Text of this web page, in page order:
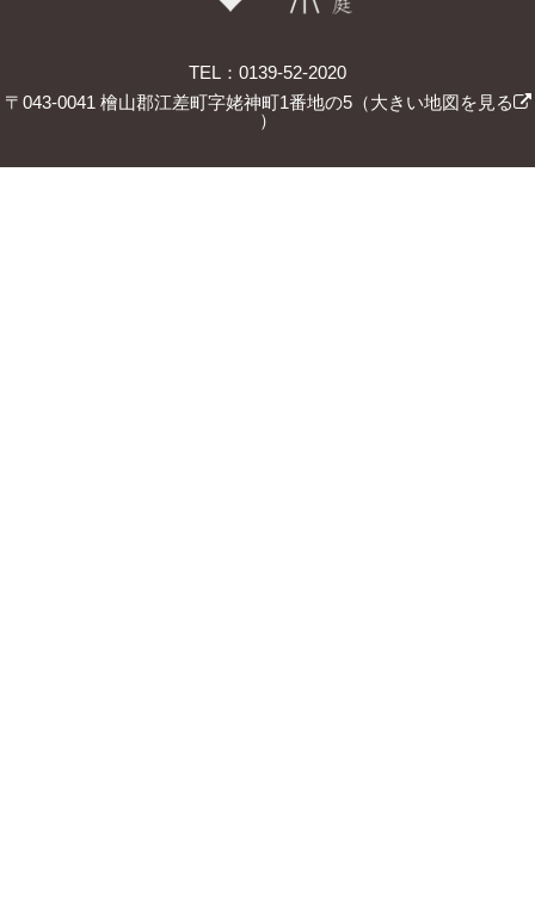
TEL：0139-52-2020
〒043-0041 檜山郡江差町字姥神町1番地の5（大きい地図を見る
）